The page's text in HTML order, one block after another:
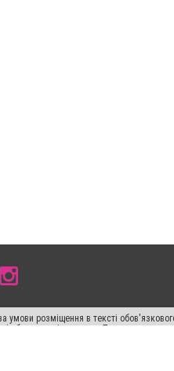
умови розміщення в тексті
або в якості джерела. Порушення